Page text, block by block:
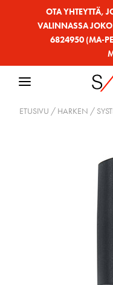
OTA YHTEYTTÄ,
VALINNASSA JOKO
6824950 (MA-
ETUSIVU / HARKEN /